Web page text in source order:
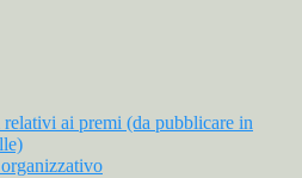
ai premi (da pubblicare in